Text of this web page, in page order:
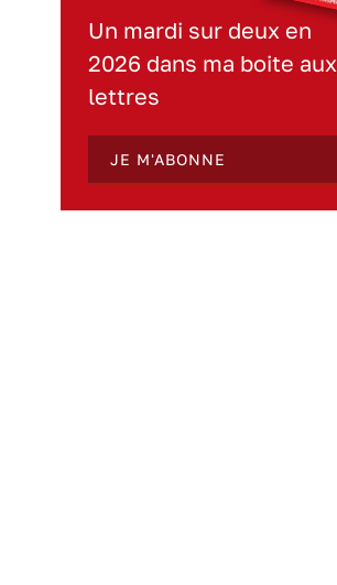
Un mardi sur deux en
2026 dans ma boite aux
lettres
JE M'ABONNE